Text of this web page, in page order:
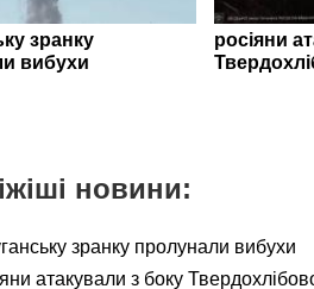
зранку
вибухи
росіяни
новини:
зранку пролунали вибухи
атакували з боку